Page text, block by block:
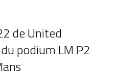
de United
podium LM P2